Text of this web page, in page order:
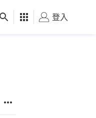
健康 好食玩飛
登入